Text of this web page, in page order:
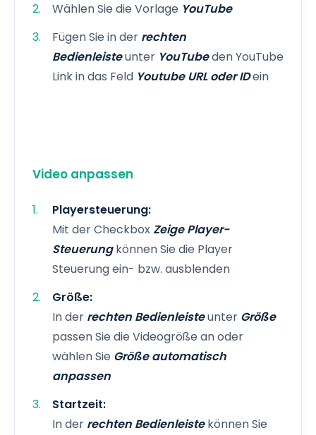
Wählen Sie die Vorlage YouTube
Fügen Sie in der rechten
Bedienleisteunter YouTubeden YouTube
Link in das Feld Youtube URL oder IDein
Video anpassen
Playersteuerung:
Mit der Checkbox Zeige Player-
Steuerungkönnen Sie die Player
Steuerung ein- bzw. ausblenden
Größe:
In der rechten Bedienleisteunter Größe
passen Sie die Videogröße an oder
wählen Sie Größe automatisch
anpassen
Startzeit:
In der rechten Bedienleistekönnen Sie